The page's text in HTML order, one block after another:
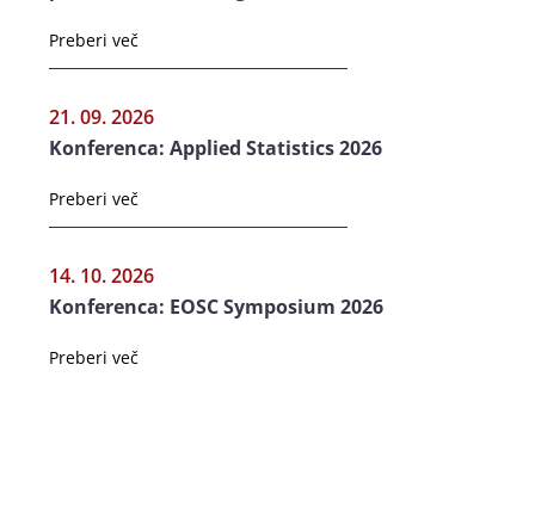
Preberi več
21. 09. 2026
Konferenca: Applied Statistics 2026
Preberi več
14. 10. 2026
Konferenca: EOSC Symposium 2026
Preberi več